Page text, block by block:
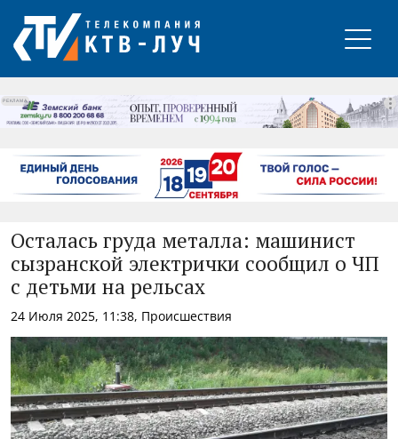
РЕКЛАМА
Осталась груда металла: машинист
сызранской электрички сообщил о ЧП
с детьми на рельсах
24 Июля 2025, 11:38, Происшествия